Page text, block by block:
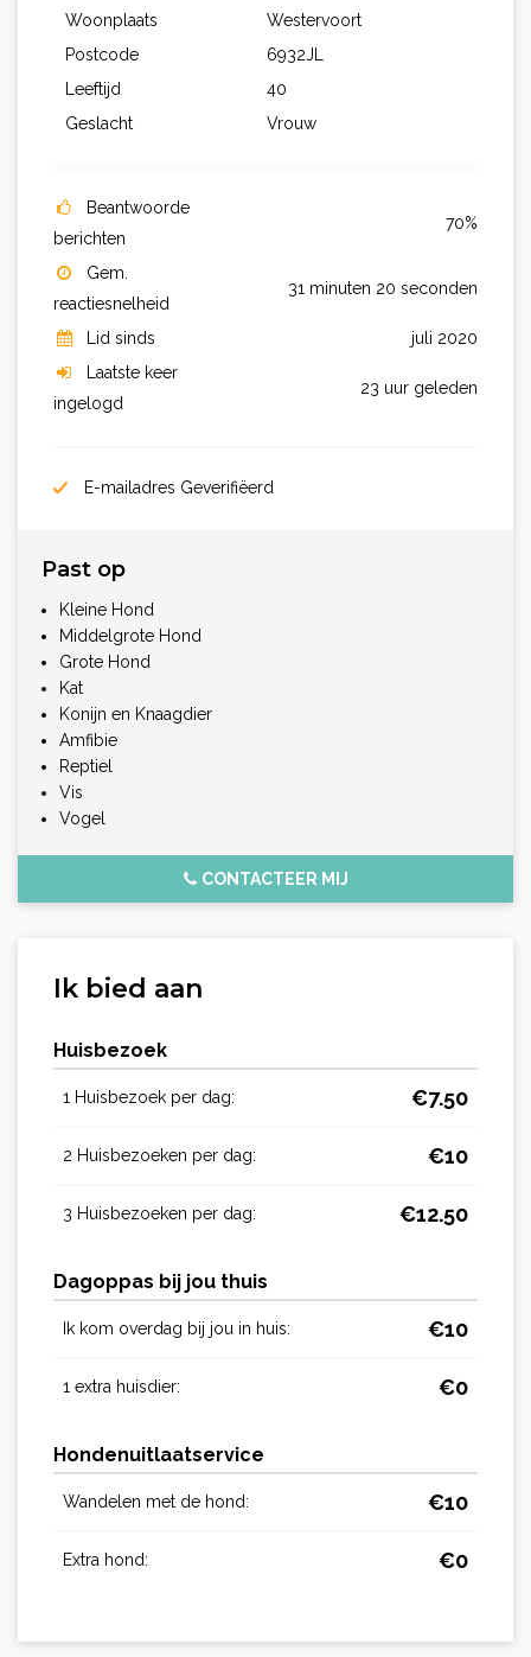
Woonplaats
Westervoort
Postcode
6932JL
Leeftijd
40
Geslacht
Vrouw
Beantwoorde
berichten
70%
Gem.
reactiesnelheid
31 minuten 20 seconden
Lid sinds
juli 2020
Laatste keer
ingelogd
23 uur geleden
E-mailadres Geverifiëerd
Past op
Kleine Hond
Middelgrote Hond
Grote Hond
Kat
Konijn en Knaagdier
Amfibie
Reptiel
Vis
Vogel
CONTACTEER MIJ
Ik bied aan
Huisbezoek
1 Huisbezoek per dag: €7.50
2 Huisbezoeken per dag: €10
3 Huisbezoeken per dag: €12.50
Dagoppas bij jou thuis
Ik kom overdag bij jou in huis: €10
1 extra huisdier: €0
Hondenuitlaatservice
Wandelen met de hond: €10
Extra hond: €0